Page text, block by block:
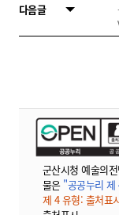
다음글
군산시청 예술의
물은 "공공누리
제 4 유형: 출처표